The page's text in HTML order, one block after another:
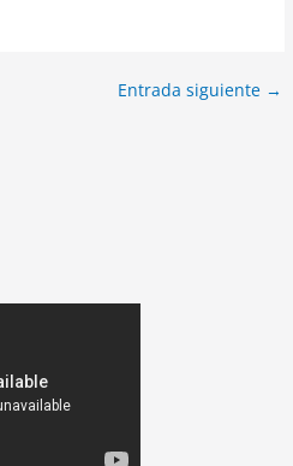
Entrada siguiente →